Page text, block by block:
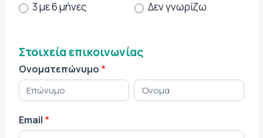
3 με 6 μήνες
Δεν γνωρίζω
Στοιχεία επικοινωνίας
Ονοματεπώνυμο *
Ο
ν
μ
Ο
ν
Email *